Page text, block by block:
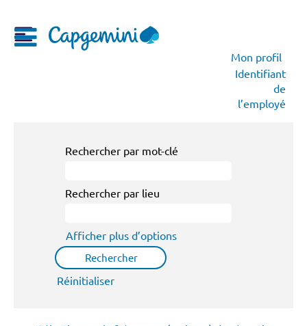
Mon profil
Identifiant
de
l’employé
Rechercher par mot-clé
Rechercher par lieu
Afficher plus d’options
Réinitialiser